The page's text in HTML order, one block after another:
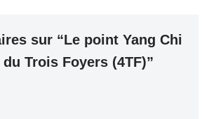
sur “Le point Yang Chi
Trois Foyers (4TF)”